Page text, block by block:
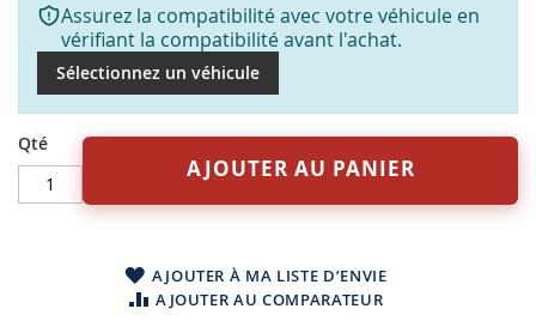
Assurez la compatibilité avec votre véhicule en
vérifiant la compatibilité avant l'achat.
Sélectionnez un véhicule
Qté
AJOUTER AU PANIER
AJOUTER À MA LISTE D’ENVIE
AJOUTER AU COMPARATEUR